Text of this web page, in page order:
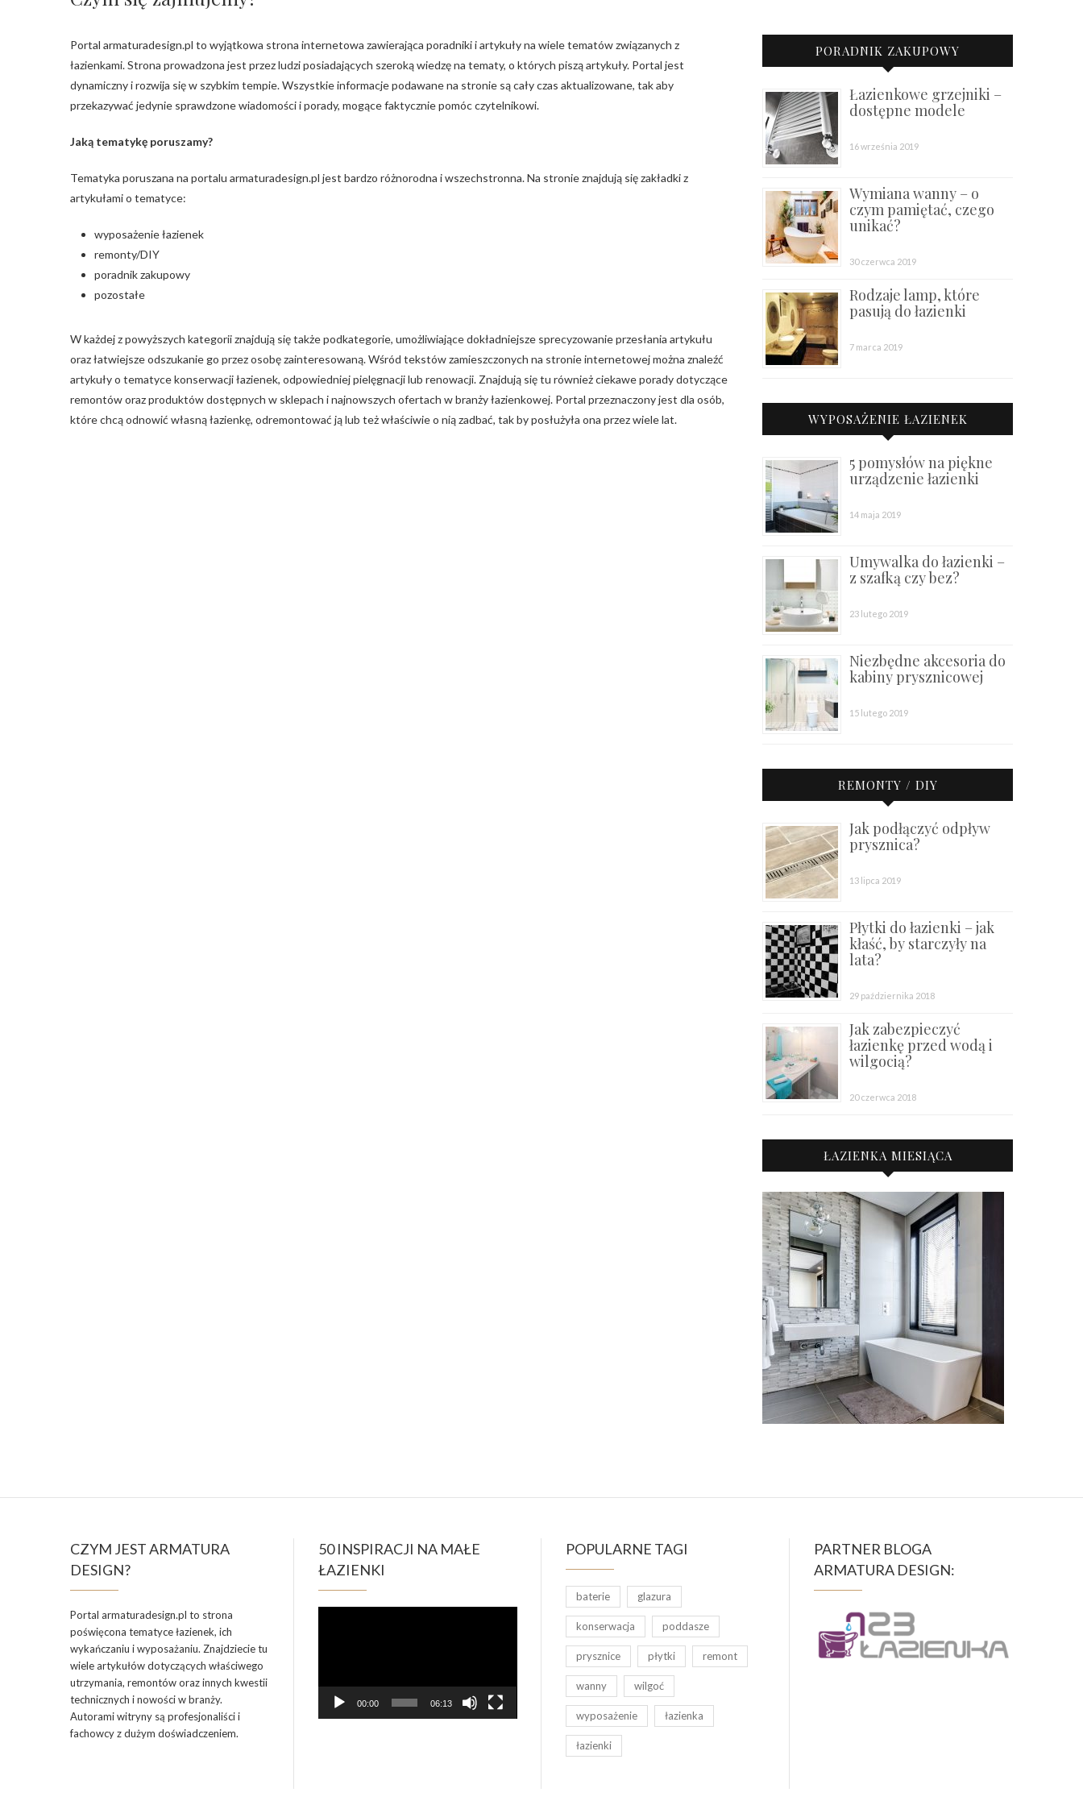
Portal armaturadesign.pl to wyjątkowa strona internetowa zawierająca poradniki i artykuły na wiele tematów związanych z
łazienkami. Strona prowadzona jest przez ludzi posiadających szeroką wiedzę na tematy, o których piszą artykuły. Portal jest
dynamiczny i rozwija się w szybkim tempie. Wszystkie informacje podawane na stronie są cały czas aktualizowane, tak aby
przekazywać jedynie sprawdzone wiadomości i porady, mogące faktycznie pomóc czytelnikowi.
Jaką tematykę poruszamy?
Tematyka poruszana na portalu armaturadesign.pl jest bardzo różnorodna i wszechstronna. Na stronie znajdują się zakładki z
artykułami o tematyce:
wyposażenie łazienek
remonty/DIY
poradnik zakupowy
pozostałe
W każdej z powyższych kategorii znajdują się także podkategorie, umożliwiające dokładniejsze sprecyzowanie przesłania artykułu
oraz łatwiejsze odszukanie go przez osobę zainteresowaną. Wśród tekstów zamieszczonych na stronie internetowej można znaleźć
artykuły o tematyce konserwacji łazienek, odpowiedniej pielęgnacji lub renowacji. Znajdują się tu również ciekawe porady dotyczące
remontów oraz produktów dostępnych w sklepach i najnowszych ofertach w branży łazienkowej. Portal przeznaczony jest dla osób,
które chcą odnowić własną łazienkę, odremontować ją lub też właściwie o nią zadbać, tak by posłużyła ona przez wiele lat.
PORADNIK ZAKUPOWY
Łazienkowe grzejniki –
dostępne modele
16 września 2019
Wymiana wanny – o
czym pamiętać, czego
unikać?
30 czerwca 2019
Rodzaje lamp, które
pasują do łazienki
7 marca 2019
WYPOSAŻENIE ŁAZIENEK
5 pomysłów na piękne
urządzenie łazienki
14 maja 2019
Umywalka do łazienki –
z szafką czy bez?
23 lutego 2019
Niezbędne akcesoria do
kabiny prysznicowej
15 lutego 2019
REMONTY / DIY
Jak podłączyć odpływ
prysznica?
13 lipca 2019
Płytki do łazienki – jak
kłaść, by starczyły na
lata?
29 października 2018
Jak zabezpieczyć
łazienkę przed wodą i
wilgocią?
20 czerwca 2018
ŁAZIENKA MIESIĄCA
CZYM JEST ARMATURA
DESIGN?
Portal armaturadesign.pl to strona
poświęcona tematyce łazienek, ich
wykańczaniu i wyposażaniu. Znajdziecie tu
wiele artykułów dotyczących właściwego
utrzymania, remontów oraz innych kwestii
technicznych i nowości w branży.
Autorami witryny są profesjonaliści i
fachowcy z dużym doświadczeniem.
50 INSPIRACJI NA MAŁE
ŁAZIENKI
00:00 06:13
POPULARNE TAGI
baterie glazura
konserwacja poddasze
prysznice płytki remont
wanny wilgoć
wyposażenie łazienka
łazienki
PARTNER BLOGA
ARMATURA DESIGN: